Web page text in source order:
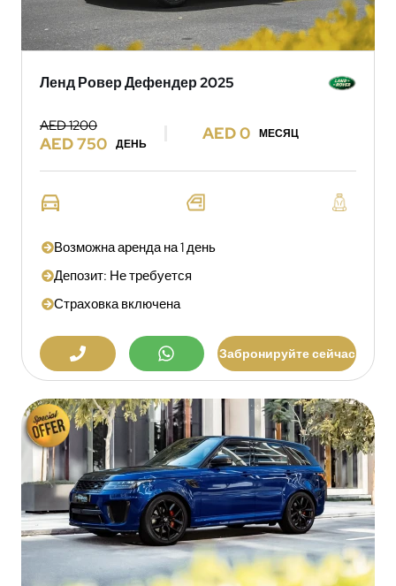
Ленд Ровер Дефендер 2025
AED 1200
AED 750 ДЕНЬ
AED 0 МЕСЯЦ
Возможна аренда на 1 день
Депозит: Не требуется
Страховка включена
Забронируйте сейчас